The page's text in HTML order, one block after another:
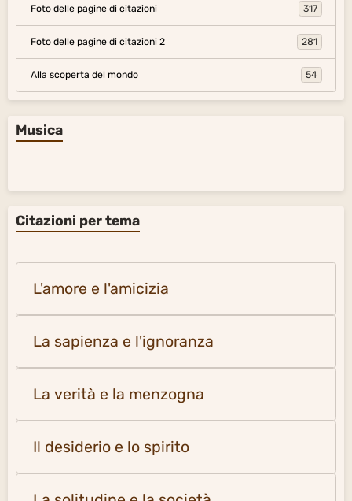
Foto delle pagine di citazioni 317
Foto delle pagine di citazioni 2 281
Alla scoperta del mondo 54
Musica
Citazioni per tema
L'amore e l'amicizia
La sapienza e l'ignoranza
La verità e la menzogna
Il desiderio e lo spirito